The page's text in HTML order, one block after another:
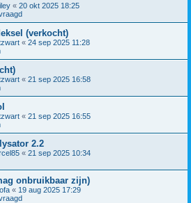
« 20 okt 2025 18:25
(verkocht)
« 24 sep 2025 11:28
« 21 sep 2025 16:58
« 21 sep 2025 16:55
2.2
« 21 sep 2025 10:34
onbruikbaar zijn)
« 19 aug 2025 17:29